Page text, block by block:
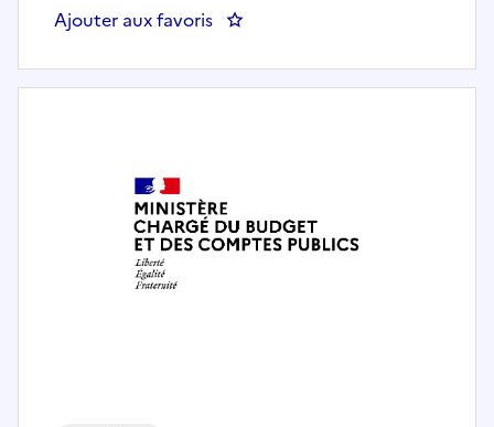
Ajouter aux favoris : IFIP/ATT - Inspecteur (A) du